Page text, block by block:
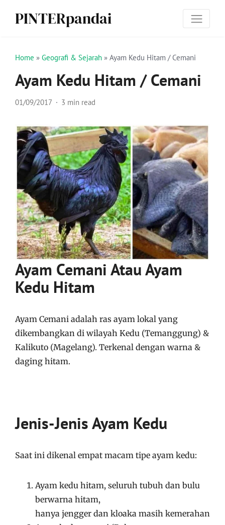
PINTERpandai
Home » Geografi & Sejarah » Ayam Kedu Hitam / Cemani
Ayam Kedu Hitam / Cemani
01/09/2017 3 min read
Ayam Cemani Atau Ayam
Kedu Hitam
Ayam Cemani adalah ras ayam lokal yang
dikembangkan di wilayah Kedu (Temanggung) &
Kalikuto (Magelang). Terkenal dengan warna &
daging hitam.
Jenis-Jenis Ayam Kedu
Saat ini dikenal empat macam tipe ayam kedu:
Ayam kedu hitam, seluruh tubuh dan bulu
berwarna hitam,
hanya jengger dan kloaka masih kemerahan